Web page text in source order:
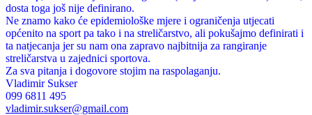
dosta toga još nije definirano.
Ne znamo kako će epidemiološke mjere i ograničenja utjecati
općenito na sport pa tako i na streličarstvo, ali pokušajmo definirati i
ta natjecanja jer su nam ona zapravo najbitnija za rangiranje
streličarstva u zajednici sportova.
Za sva pitanja i dogovore stojim na raspolaganju.
Vladimir Sukser
099 6811 495
vladimir.sukser@gmail.com